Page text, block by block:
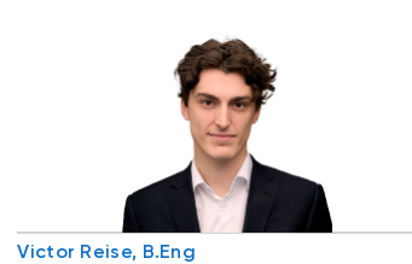
Victor Reise, B.Eng